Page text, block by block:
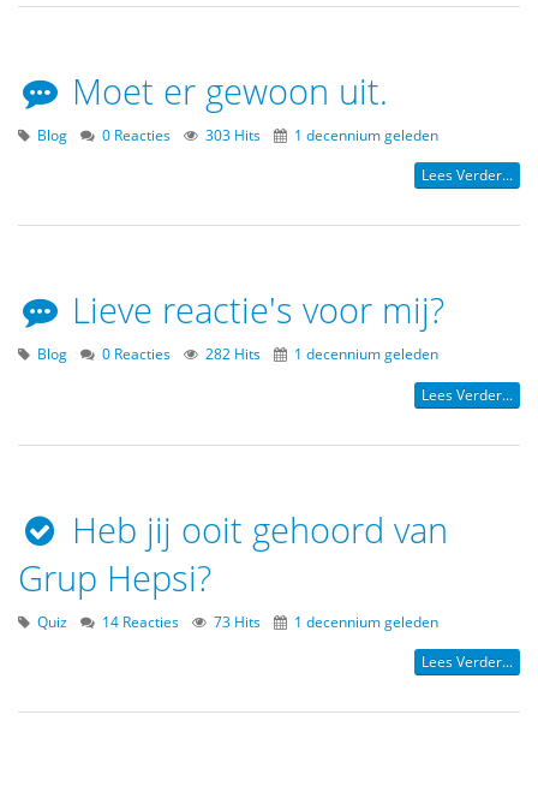
Moet er gewoon uit.
Blog 0 Reacties 303 Hits 1 decennium geleden
Lees Verder...
Lieve reactie's voor mij?
Blog 0 Reacties 282 Hits 1 decennium geleden
Lees Verder...
Heb jij ooit gehoord van
Grup Hepsi?
Quiz 14 Reacties 73 Hits 1 decennium geleden
Lees Verder...